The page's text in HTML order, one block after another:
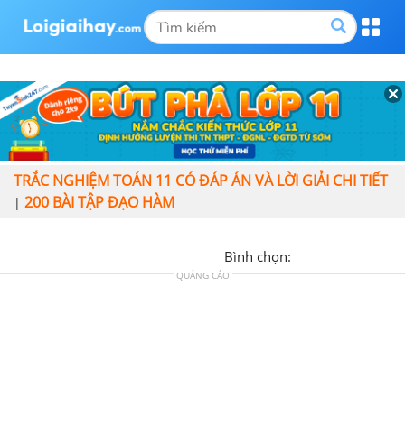
TRẮC NGHIỆM TOÁN 11 CÓ ĐÁP ÁN VÀ LỜI GIẢI CHI TIẾT
| 200 BÀI TẬP ĐẠO HÀM
Bình chọn:
QUẢNG CÁO